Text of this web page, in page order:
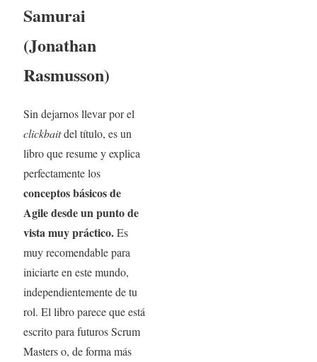
Samurai
(Jonathan
Rasmusson)
Sin dejarnos llevar por el
clickbaitdel título, es un
libro que resume y explica
perfectamente los
conceptos básicos de
Agiledesde un punto de
vista muy práctico.Es
muy recomendable para
iniciarte en este mundo,
independientemente de tu
rol. El libro parece que está
escrito para futuros Scrum
Masters o, de forma más